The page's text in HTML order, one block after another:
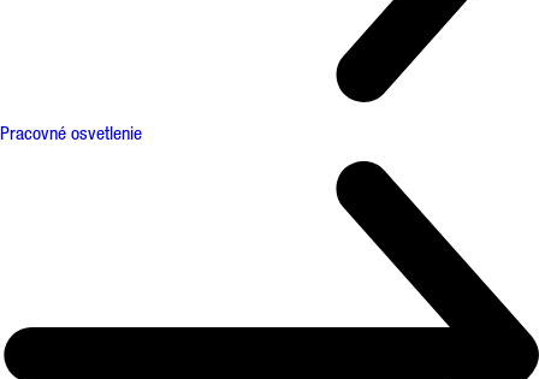
Pracovné osvetlenie